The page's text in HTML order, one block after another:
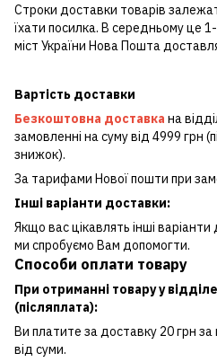
Строки доставки товарів
їхати посилка. В середньому це
міст України Нова Пошта
Вартість доставки
Безкоштовна доставка на
замовленні на суму від 4999 грн
знижок).
За тарифами Нової пошти при
Інші варіанти доставки:
Якщо вас цікавлять інші варіанти
ми спробуємо Вам допомогти.
Способи оплати товару
При отриманні товару у
(післяплата):
Ви платите за доставку 20 грн за
від суми.